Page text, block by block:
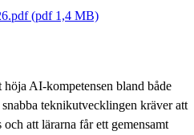
(pdf 1,4 MB)
AI-kompetensen bland både
teknikutvecklingen kräver att
att lärarna får ett gemensamt